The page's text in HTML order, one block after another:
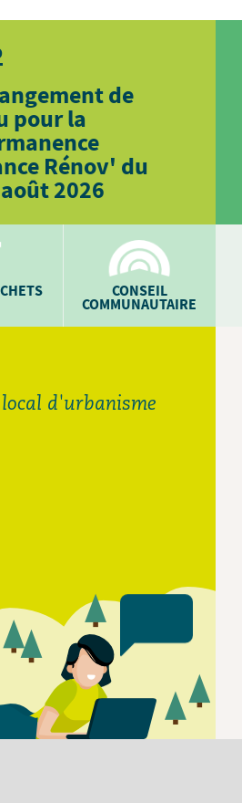
de
pour la
Rénov' du
2026
CONSEIL
COMMUNAUTAIRE
d'urbanisme
Demande de raccordement
au réseau d'eau potable de la
CCHV.pdf
92.94 Ko
Ouvrir